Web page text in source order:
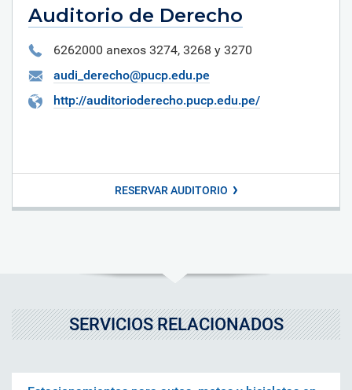
Auditorio de Derecho
6262000 anexos 3274, 3268 y 3270
audi_derecho@pucp.edu.pe
http://auditorioderecho.pucp.edu.pe/
RESERVAR AUDITORIO
SERVICIOS RELACIONADOS